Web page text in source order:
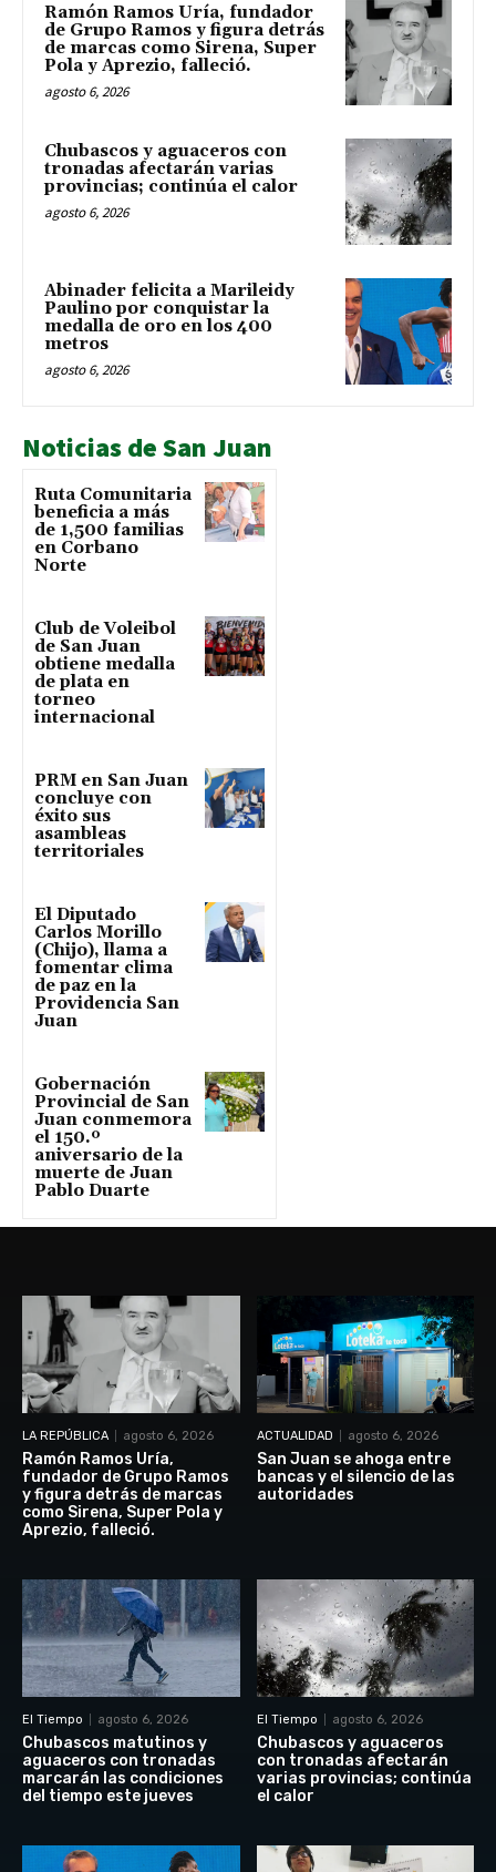
Ramón Ramos Uría, fundador
de Grupo Ramos y figura detrás
de marcas como Sirena, Super
Pola y Aprezio, falleció.
agosto 6, 2026
Chubascos y aguaceros con
tronadas afectarán varias
provincias; continúa el calor
agosto 6, 2026
Abinader felicita a Marileidy
Paulino por conquistar la
medalla de oro en los 400
metros
agosto 6, 2026
Noticias de San Juan
Ruta Comunitaria
beneficia a más
de 1,500 familias
en Corbano
Norte
Club de Voleibol
de San Juan
obtiene medalla
de plata en
torneo
internacional
PRM en San Juan
concluye con
éxito sus
asambleas
territoriales
El Diputado
Carlos Morillo
(Chijo), llama a
fomentar clima
de paz en la
Providencia San
Juan
Gobernación
Provincial de San
Juan conmemora
el 150.º
aniversario de la
muerte de Juan
Pablo Duarte
LA REPÚBLICA agosto 6, 2026
Ramón Ramos Uría,
fundador de Grupo Ramos
y figura detrás de marcas
como Sirena, Super Pola y
Aprezio, falleció.
ACTUALIDAD agosto 6, 2026
San Juan se ahoga entre
bancas y el silencio de las
autoridades
El Tiempo agosto 6, 2026
Chubascos matutinos y
aguaceros con tronadas
marcarán las condiciones
del tiempo este jueves
El Tiempo agosto 6, 2026
Chubascos y aguaceros
con tronadas afectarán
varias provincias; continúa
el calor